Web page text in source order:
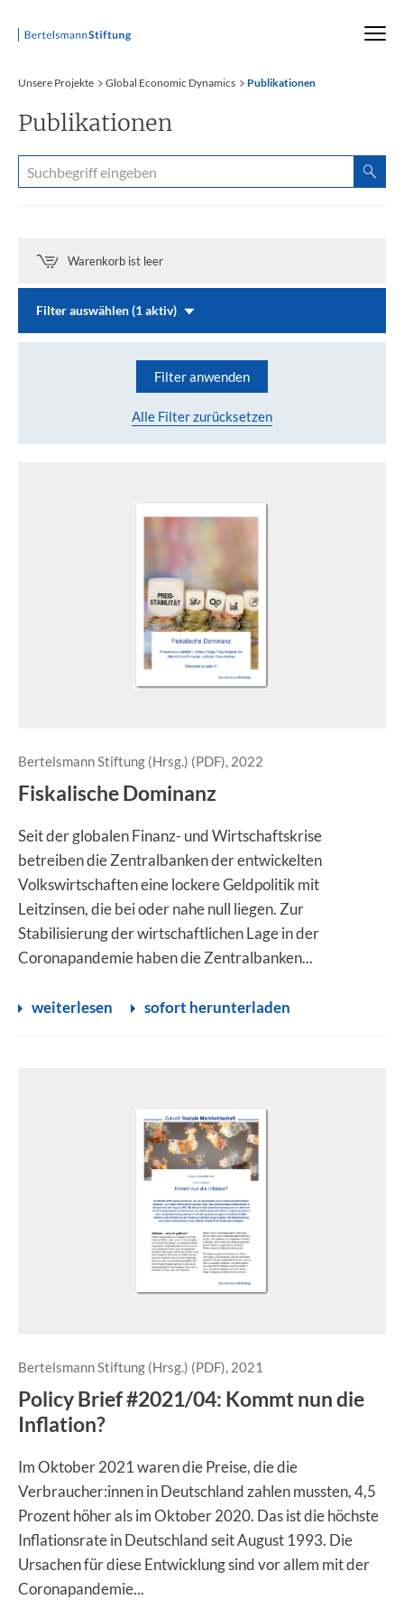
Startseite
Unsere Projekte Global Economic Dynamics Publikationen
Publikationen
Warenkorb ist leer
Filter auswählen (1 aktiv)
Filter anwenden
Alle Filter zurücksetzen
Bertelsmann Stiftung (Hrsg.) (PDF), 2022
Fiskalische Dominanz
Seit der globalen Finanz- und Wirtschaftskrise
betreiben die Zentralbanken der entwickelten
Volkswirtschaften eine lockere Geldpolitik mit
Leitzinsen, die bei oder nahe null liegen. Zur
Stabilisierung der wirtschaftlichen Lage in der
Coronapandemie haben die Zentralbanken...
weiterlesen sofort herunterladen
Bertelsmann Stiftung (Hrsg.) (PDF), 2021
Policy Brief #2021/04: Kommt nun die
Inflation?
Im Oktober 2021 waren die Preise, die die
Verbraucher:innen in Deutschland zahlen mussten, 4,5
Prozent höher als im Oktober 2020. Das ist die höchste
Inflationsrate in Deutschland seit August 1993. Die
Ursachen für diese Entwicklung sind vor allem mit der
Coronapandemie...